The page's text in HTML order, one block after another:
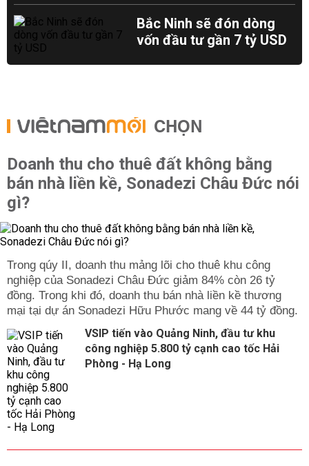
Bắc Ninh sẽ đón dòng
vốn đầu tư gần 7 tỷ USD
CHỌN
Doanh thu cho thuê đất không bằng
bán nhà liền kề, Sonadezi Châu Đức nói
gì?
Trong qúy II, doanh thu mảng lõi cho thuê khu công
nghiệp của Sonadezi Châu Đức giảm 84% còn 26 tỷ
đồng. Trong khi đó, doanh thu bán nhà liền kề thương
mại tại dự án Sonadezi Hữu Phước mang về 44 tỷ đồng.
VSIP tiến vào Quảng Ninh, đầu tư khu
công nghiệp 5.800 tỷ cạnh cao tốc Hải
Phòng - Hạ Long